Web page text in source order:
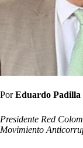
PorEduardo Padilla
Presidente Red
Movimiento